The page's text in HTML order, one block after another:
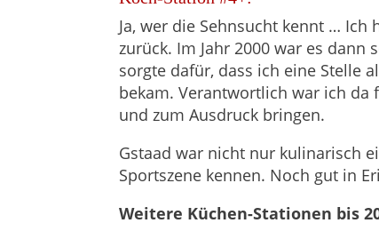
Ja, wer die Sehnsucht kennt …
zurück. Im Jahr 2000 war es
sorgte dafür, dass ich eine Stelle
bekam. Verantwortlich war ich da
und zum Ausdruck bringen.
Gstaad war nicht nur kulinarisch
Sportszene kennen. Noch gut in
Weitere Küchen-Stationen bis